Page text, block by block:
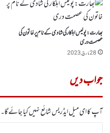
بھارت: پولیس اہلکار کی شادی کے نام پر خاتون کی
عصمت دری
28 مارچ, 2023
جواب دیں
آپ کا ای میل ایڈریس شائع نہیں کیا جائے گا۔